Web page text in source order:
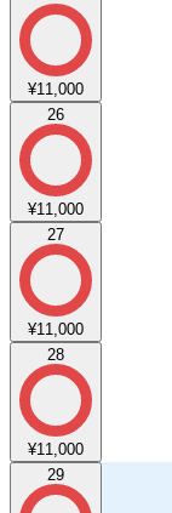
¥11,000
26
¥11,000
27
¥11,000
28
¥11,000
29